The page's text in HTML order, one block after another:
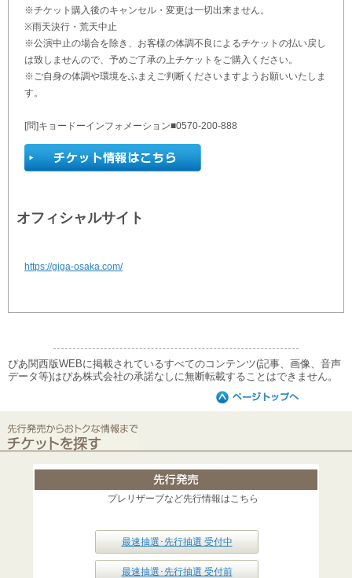
※チケット購入後のキャンセル・変更は一切出来ません。
※雨天決行・荒天中止
※公演中止の場合を除き、お客様の体調不良によるチケットの払い戻し
は致しませんので、予めご了承の上チケットをご購入ください。
※ご自身の体調や環境をふまえご判断くださいますようお願いいたしま
す。
[問]キョードーインフォメーション■0570-200-888
オフィシャルサイト
https://giga-osaka.com/
ぴあ関西版WEBに掲載されているすべてのコンテンツ(記事、画像、音声
データ等)はぴあ株式会社の承諾なしに無断転載することはできません。
プレリザーブなど先行情報はこちら
最速抽選･先行抽選 受付中
最速抽選･先行抽選 受付前